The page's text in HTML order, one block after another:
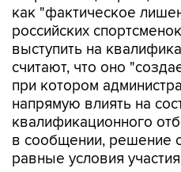
выступить на
считают, что оно
при котором
напрямую влиять на
квалификационного
в сообщении, решение
равные условия
соревнованиях для
национальных